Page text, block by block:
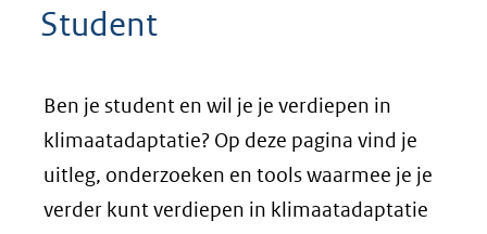
Student
Ben je student en wil je je verdiepen in
klimaatadaptatie? Op deze pagina vind je
uitleg, onderzoeken en tools waarmee je je
verder kunt verdiepen in klimaatadaptatie